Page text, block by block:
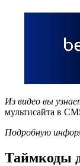
Из видео вы
мультисайта в
Подробную
Таймкоды